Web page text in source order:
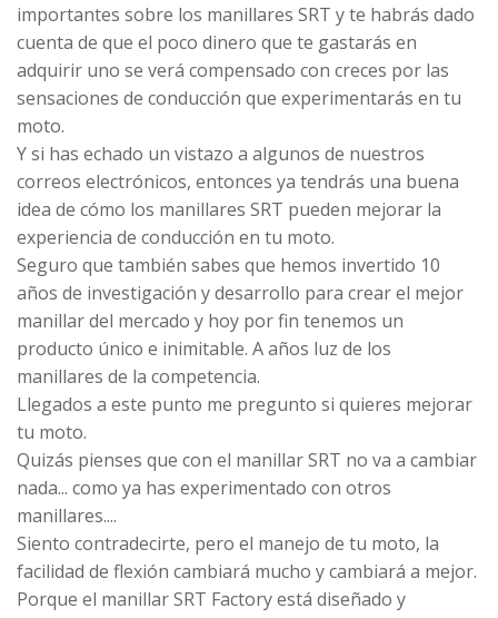
importantes sobre los manillares SRT y te habrás dado
cuenta de que el poco dinero que te gastarás en
adquirir uno se verá compensado con creces por las
sensaciones de conducción que experimentarás en tu
moto.
Y si has echado un vistazo a algunos de nuestros
correos electrónicos, entonces ya tendrás una buena
idea de cómo los manillares SRT pueden mejorar la
experiencia de conducción en tu moto.
Seguro que también sabes que hemos invertido 10
años de investigación y desarrollo para crear el mejor
manillar del mercado y hoy por fin tenemos un
producto único e inimitable. A años luz de los
manillares de la competencia.
Llegados a este punto me pregunto si quieres mejorar
tu moto.
Quizás pienses que con el manillar SRT no va a cambiar
nada... como ya has experimentado con otros
manillares....
Siento contradecirte, pero el manejo de tu moto, la
facilidad de flexión cambiará mucho y cambiará a mejor.
Porque el manillar SRT Factory está diseñado y